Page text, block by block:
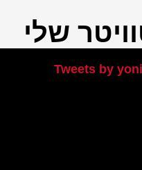
שלי
Tweets by